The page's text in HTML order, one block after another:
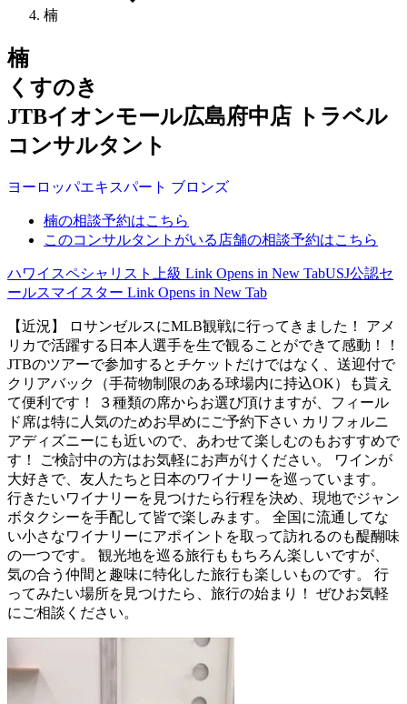
楠
楠
くすのき
JTBイオンモール広島府中店 トラベル
コンサルタント
ヨーロッパエキスパート ブロンズ
楠の相談予約はこちら
このコンサルタントがいる店舗の相談予約はこちら
ハワイスペシャリスト上級 Link Opens in New TabUSJ公認セ
ールスマイスター Link Opens in New Tab
【近況】 ロサンゼルスにMLB観戦に行ってきました！ アメ
リカで活躍する日本人選手を生で観ることができて感動！！
JTBのツアーで参加するとチケットだけではなく、送迎付で
クリアバック（手荷物制限のある球場内に持込OK）も貰え
て便利です！ ３種類の席からお選び頂けますが、フィール
ド席は特に人気のためお早めにご予約下さい カリフォルニ
アディズニーにも近いので、あわせて楽しむのもおすすめで
す！ ご検討中の方はお気軽にお声がけください。 ワインが
大好きで、友人たちと日本のワイナリーを巡っています。
行きたいワイナリーを見つけたら行程を決め、現地でジャン
ボタクシーを手配して皆で楽しみます。 全国に流通してな
い小さなワイナリーにアポイントを取って訪れるのも醍醐味
の一つです。 観光地を巡る旅行ももちろん楽しいですが、
気の合う仲間と趣味に特化した旅行も楽しいものです。 行
ってみたい場所を見つけたら、旅行の始まり！ ぜひお気軽
にご相談ください。